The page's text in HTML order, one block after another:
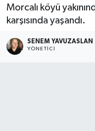
Morcalı köyü
karşısında yaşandı.
SENEM YAVUZASLAN
YÖNETICI